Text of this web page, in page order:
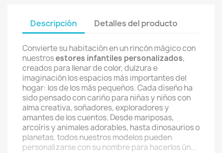
Descripción Detalles del producto
Convierte su habitación en un rincón mágico con
nuestrosestores infantiles personalizados,
creados para llenar de color, dulzura e
imaginación los espacios más importantes del
hogar: los de los más pequeños. Cada diseño ha
sido pensado con cariño para niñas y niños con
alma creativa, soñadores, exploradores y
amantes de los cuentos. Desde mariposas,
arcoíris y animales adorables, hasta dinosaurios o
planetas, todos nuestros modelos pueden
personalizarse con su nombre para hacerlos ún...